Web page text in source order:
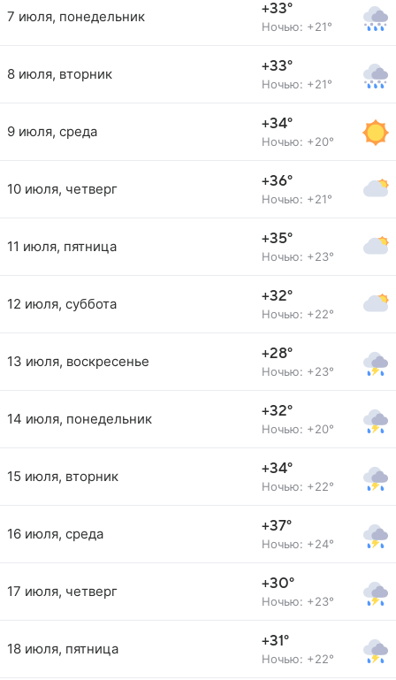
7 июля, понедельник +33°
Ночью: +21°
8 июля, вторник +33°
Ночью: +21°
9 июля, среда +34°
Ночью: +20°
10 июля, четверг +36°
Ночью: +21°
11 июля, пятница +35°
Ночью: +23°
12 июля, суббота +32°
Ночью: +22°
13 июля, воскресенье +28°
Ночью: +23°
14 июля, понедельник +32°
Ночью: +20°
15 июля, вторник +34°
Ночью: +22°
16 июля, среда +37°
Ночью: +24°
17 июля, четверг +30°
Ночью: +23°
18 июля, пятница +31°
Ночью: +22°